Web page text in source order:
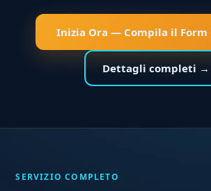
Inizia Ora — Compila il
Dettagli completi →
SERVIZIO COMPLETO